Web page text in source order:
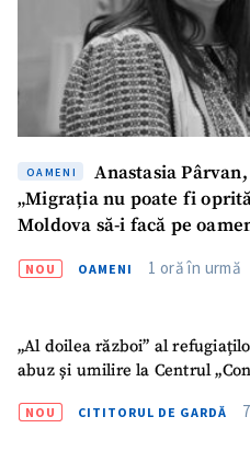
OAMENI
Anastasia
„Migrația nu poate fi
Moldova să-i facă pe
NOU OAMENI 1 oră în urmă
„Al doilea război” al
abuz și umilire la Centrul
NOU CITITORUL DE GARDĂ
Nume+ Numele meu
Email+ Emailul meu
+ Telefon personal
Am citit și sunt de
acord cupolitica de